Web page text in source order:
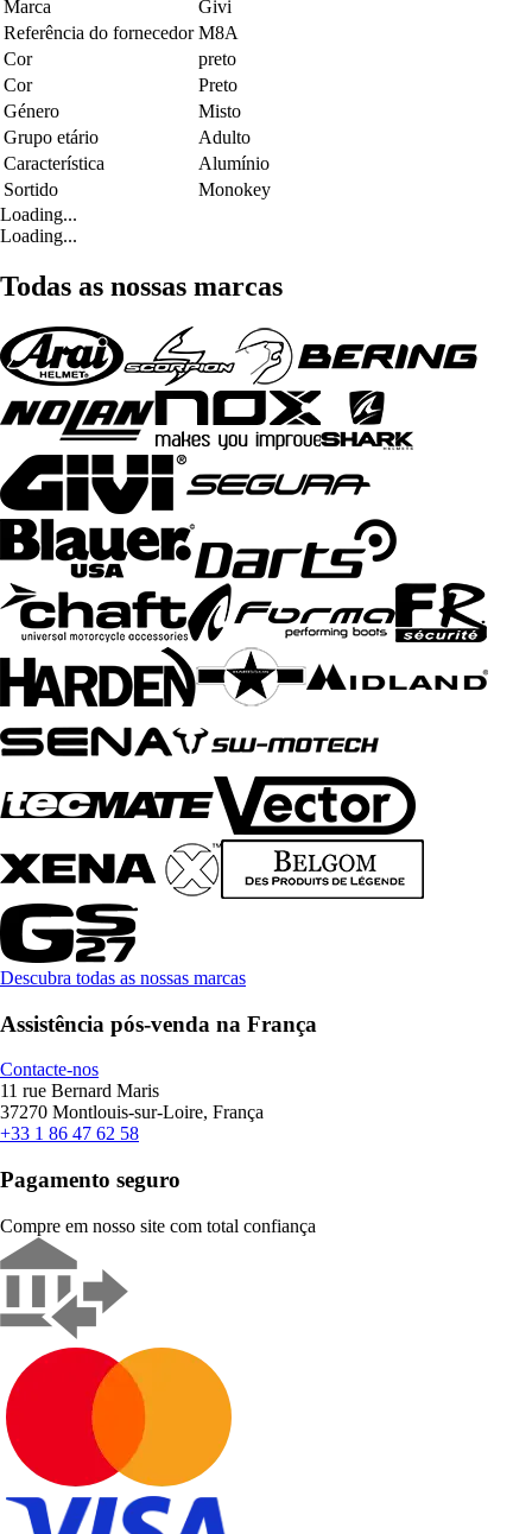
Marca
Givi
Referência do fornecedor M8A
Cor
preto
Cor
Preto
Género
Misto
Grupo etário
Adulto
Característica
Alumínio
Sortido
Monokey
Loading...
Loading...
Todas as nossas marcas
Descubra todas as nossas marcas
Assistência pós-venda na França
Contacte-nos
11 rue Bernard Maris
37270 Montlouis-sur-Loire, França
+33 1 86 47 62 58
Pagamento seguro
Compre em nosso site com total confiança